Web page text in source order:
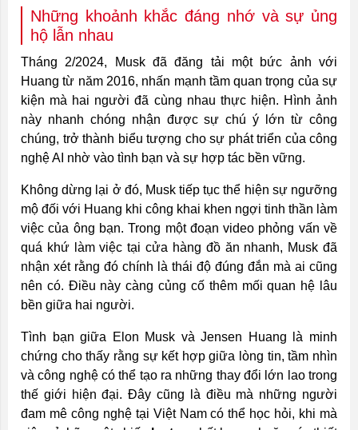
Những khoảnh khắc đáng nhớ và sự ủng
hộ lẫn nhau
Tháng 2/2024, Musk đã đăng tải một bức ảnh với
Huang từ năm 2016, nhấn mạnh tầm quan trọng của sự
kiện mà hai người đã cùng nhau thực hiện. Hình ảnh
này nhanh chóng nhận được sự chú ý lớn từ công
chúng, trở thành biểu tượng cho sự phát triển của công
nghệ AI nhờ vào tình bạn và sự hợp tác bền vững.
Không dừng lại ở đó, Musk tiếp tục thể hiện sự ngưỡng
mộ đối với Huang khi công khai khen ngợi tinh thần làm
việc của ông bạn. Trong một đoạn video phỏng vấn về
quá khứ làm việc tại cửa hàng đồ ăn nhanh, Musk đã
nhận xét rằng đó chính là thái độ đúng đắn mà ai cũng
nên có. Điều này càng củng cố thêm mối quan hệ lâu
bền giữa hai người.
Tình bạn giữa Elon Musk và Jensen Huang là minh
chứng cho thấy rằng sự kết hợp giữa lòng tin, tầm nhìn
và công nghệ có thể tạo ra những thay đổi lớn lao trong
thế giới hiện đại. Đây cũng là điều mà những người
đam mê công nghệ tại Việt Nam có thể học hỏi, khi mà